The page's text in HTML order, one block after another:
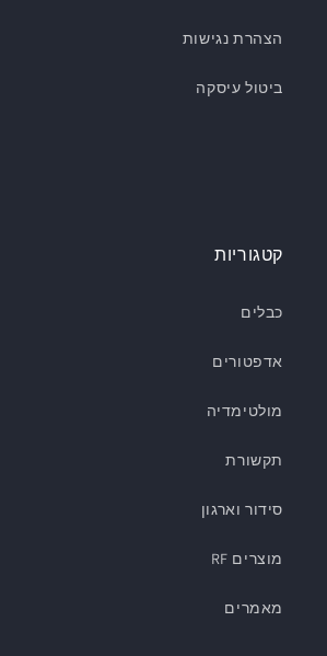
הצהרת נגישות
ביטול עיסקה
קטגוריות
כבלים
אדפטורים
מולטימדיה
תקשורת
סידור וארגון
מוצרים RF
מאמרים